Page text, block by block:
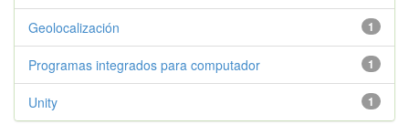
1
Geolocalización
1
Programas integrados para computador
1
Unity